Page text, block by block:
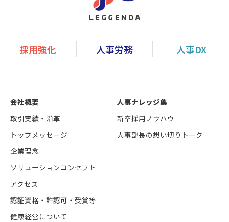
採用強化 人事労務 人事DX
会社概要
取引実績・沿革
トップメッセージ
企業理念
ソリューションコンセプト
アクセス
認証資格・許認可・受賞等
健康経営について
人事ナレッジ集
新卒採用ノウハウ
人事部長の想い切りトーク